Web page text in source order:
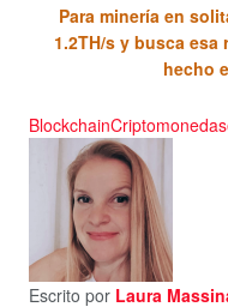
Para minería en
1.2TH/s y busca esa
hecho
BlockchainCriptomonedas
Escrito por Laura